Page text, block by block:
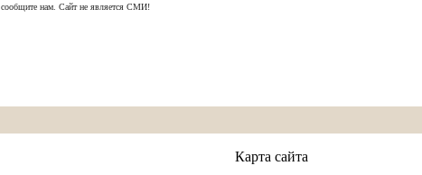
сообщите нам. Сайт не является СМИ!
Карта сайта